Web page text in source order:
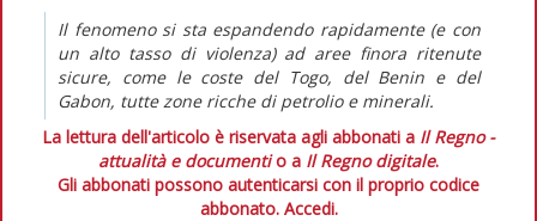
Il fenomeno si sta espandendo rapidamente (e con
un alto tasso di violenza) ad aree finora ritenute
sicure, come le coste del Togo, del Benin e del
Gabon, tutte zone ricche di petrolio e minerali.
La lettura dell'articolo è riservata agli abbonati a Il Regno -
attualità e documentio a Il Regno digitale.
Gli abbonati possono autenticarsi con il proprio codice
abbonato. Accedi.